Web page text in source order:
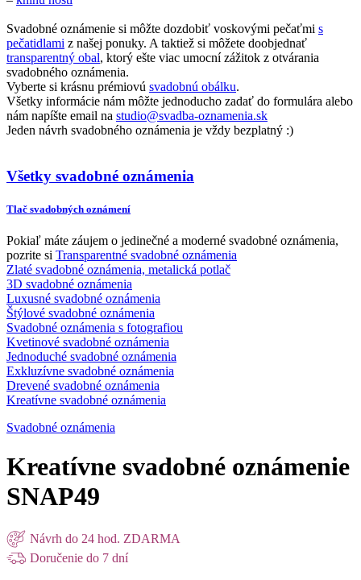
Svadobné oznámenie si môžte dozdobiť voskovými pečaťmi s
pečatidlami z našej ponuky. A taktiež si môžete doobjednať
transparentný obal, ktorý ešte viac umocní zážitok z otvárania
svadobného oznámenia.
Vyberte si krásnu prémiovú svadobnú obálku.
Všetky informácie nám môžte jednoducho zadať do formulára alebo
nám napíšte email na studio@svadba-oznamenia.sk
Jeden návrh svadobného oznámenia je vždy bezplatný :)
Všetky svadobné oznámenia
Tlač svadobných oznámení
Pokiaľ máte záujem o jedinečné a moderné svadobné oznámenia,
pozrite si Transparentné svadobné oznámenia
Zlaté svadobné oznámenia, metalická potlač
3D svadobné oznámenia
Luxusné svadobné oznámenia
Štýlové svadobné oznámenia
Svadobné oznámenia s fotografiou
Kvetinové svadobné oznámenia
Jednoduché svadobné oznámenia
Exkluzívne svadobné oznámenia
Drevené svadobné oznámenia
Kreatívne svadobné oznámenia
Svadobné oznámenia
Kreatívne svadobné oznámenie
SNAP49
Návrh do 24 hod. ZDARMA
Doručenie do 7 dní